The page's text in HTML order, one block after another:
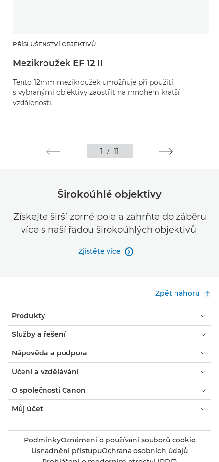
PŘÍSLUŠENSTVÍ OBJEKTIVŮ
Mezikroužek EF 12 II
Tento 12mm mezikroužek umožňuje při použití
s vybranými objektivy zaostřit na mnohem kratší
vzdálenosti.
1 / 11
Širokoúhlé objektivy
Získejte širší zorné pole a zahrňte do záběru
více s naší řadou širokoúhlých objektivů.
Zjistěte více 
Zpět nahoru
Produkty
Služby a řešení
Nápověda a podpora
Učení a vzdělávání
O společnosti Canon
Můj účet
PodmínkyOznámení o používání souborů cookie
Usnadnění přístupuOchrana osobních údajů